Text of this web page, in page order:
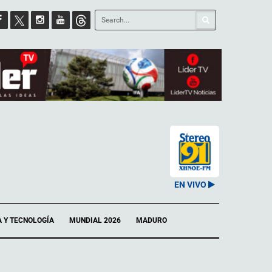
EN VIVO
Y TECNOLOGÍA MUNDIAL 2026 MADURO